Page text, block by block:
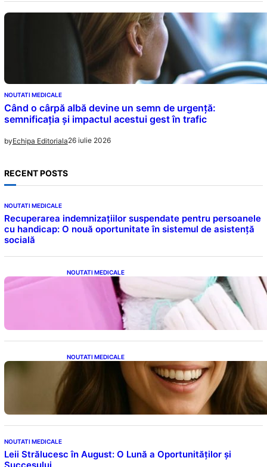
NOUTATI MEDICALE
Când o cârpă albă devine un semn de urgență:
semnificația și impactul acestui gest în trafic
byEchipa Editoriala26 iulie 2026
RECENT POSTS
NOUTATI MEDICALE
Recuperarea indemnizațiilor suspendate pentru persoanele
cu handicap: O nouă oportunitate în sistemul de asistență
socială
NOUTATI MEDICALE
Tampoanele menstruale: O analiză profundă
a riscurilor legate de metale toxice
NOUTATI MEDICALE
Ceaiul – Băutura care protejează inima:
Descoperiri recente despre beneficiile
consumului zilnic
NOUTATI MEDICALE
Leii Strălucesc în August: O Lună a Oportunităților și